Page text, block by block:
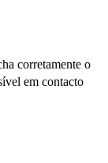
corretamente o
em contacto